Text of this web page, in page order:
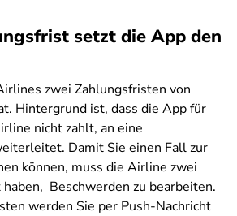
setzt die App den
zwei Zahlungsfristen von
Hintergrund ist, dass die App für
nicht zahlt, an eine
Damit Sie einen Fall zur
können, muss die Airline zwei
Beschwerden zu bearbeiten.
werden Sie per Push-Nachricht